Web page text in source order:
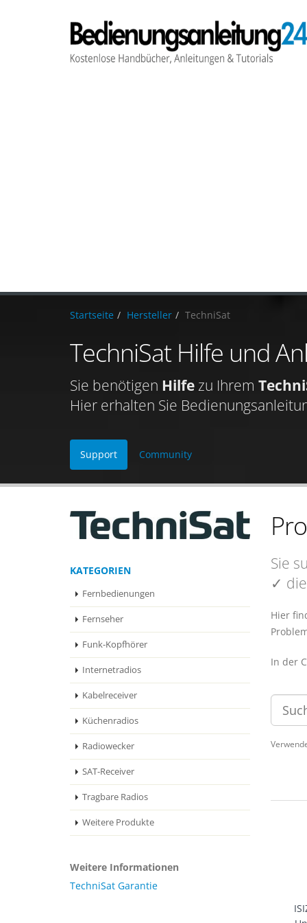
Startseite Hersteller TechniSat
TechniSat Hilfe und
Sie benötigen Hilfezu Ihrem
Hier erhalten Sie
Support Community
KATEGORIEN
Fernbedienungen
Fernseher
Funk-Kopfhörer
Internetradios
Kabelreceiver
Küchenradios
Radiowecker
SAT-Receiver
Tragbare Radios
Weitere Produkte
Weitere Informationen
TechniSat Garantie
Sie
✓
Hier
In der